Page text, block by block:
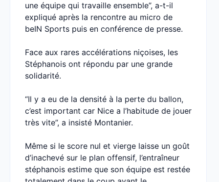
une équipe qui travaille ensemble”, a-t-il
expliqué après la rencontre au micro de
beIN Sports puis en conférence de presse.
Face aux rares accélérations niçoises, les
Stéphanois ont répondu par une grande
solidarité.
“Il y a eu de la densité à la perte du ballon,
c’est important car Nice a l’habitude de jouer
très vite”, a insisté Montanier.
Même si le score nul et vierge laisse un goût
d’inachevé sur le plan offensif, l’entraîneur
stéphanois estime que son équipe est restée